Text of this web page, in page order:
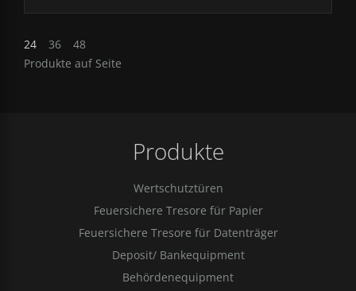
24 36
48
Produkte auf Seite
Produkte
Wertschutztüren
Feuersichere Tresore für Papier
Feuersichere Tresore für Datenträger
Deposit/ Bankequipment
Behördenequipment